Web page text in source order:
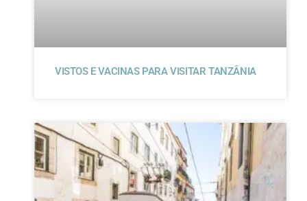
VISTOS E VACINAS PARA VISITAR TANZÂNIA